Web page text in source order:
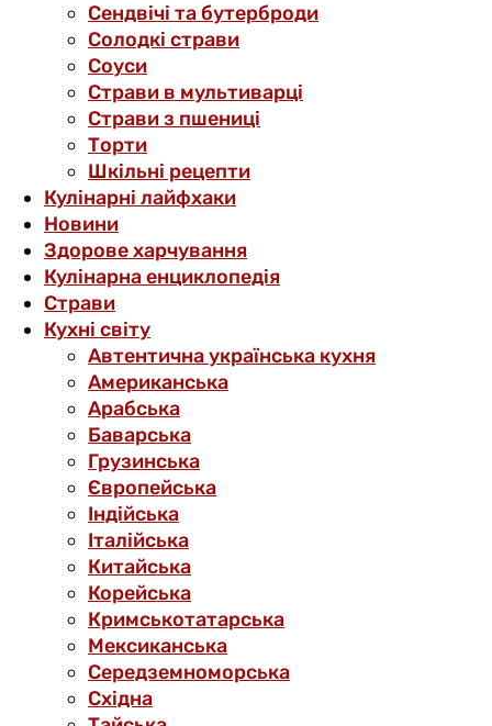
Сендвічі та бутерброди
Солодкі страви
Соуси
Страви в мультиварці
Страви з пшениці
Торти
Шкільні рецепти
Кулінарні лайфхаки
Новини
Здорове харчування
Кулінарна енциклопедія
Страви
Кухні світу
Автентична українська кухня
Американська
Арабська
Баварська
Грузинська
Європейська
Індійська
Італійська
Китайська
Корейська
Кримськотатарська
Мексиканська
Середземноморська
Східна